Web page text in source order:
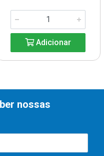
Adicionar
nossas